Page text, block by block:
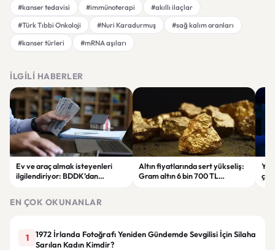
#kanser tedavisi #immünoterapi
#akıllı ilaçlar
#Türk Tıbbi Onkoloji
#Nuri Karadurmuş
#sağ kalım oranları
#kanser türleri
#mRNA aşıları
İLGILI HABERLER
Ev ve araç almak isteyenleri
ilgilendiriyor: BDDK’dan
Altın fiyatlarında sert yükseliş:
Gram altın 6 bin 700 TL
EN ÇOK OKUNANLAR
1
1972 İrlanda Fotoğrafı Yeniden Gündemde Sevgilisi İçin Silaha
Sarılan Kadın Kimdir?